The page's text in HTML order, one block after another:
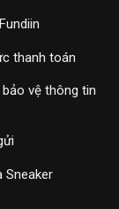
thanh toán
vệ thông tin
Sneaker